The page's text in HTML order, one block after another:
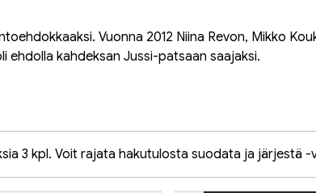
Vuonna 2012 Niina Revon, Mikko
ehdolla kahdeksan Jussi-patsaan saajaksi.
3 kpl. Voit rajata hakutulosta suodata ja järjestä -